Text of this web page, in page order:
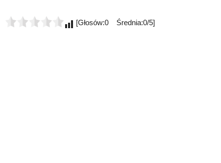
[Głosów:0 Średnia:0/5]